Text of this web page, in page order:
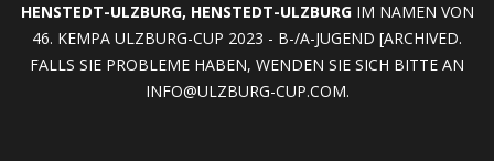
HENSTEDT-ULZBURG, HENSTEDT-ULZBURGIM NAMEN VON
46. KEMPA ULZBURG-CUP 2023 - B-/A-JUGEND [ARCHIVED.
FALLS SIE PROBLEME HABEN, WENDEN SIE SICH BITTE AN
INFO@ULZBURG-CUP.COM.